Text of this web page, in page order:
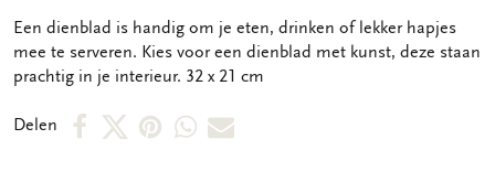
OMSCHRIJVING
Een dienblad is handig om je eten, drinken of lekker hapjes
mee te serveren. Kies voor een dienblad met kunst, deze staan
prachtig in je interieur. 32 x 21 cm
Delen
DeelDeelDeelDeelDeel